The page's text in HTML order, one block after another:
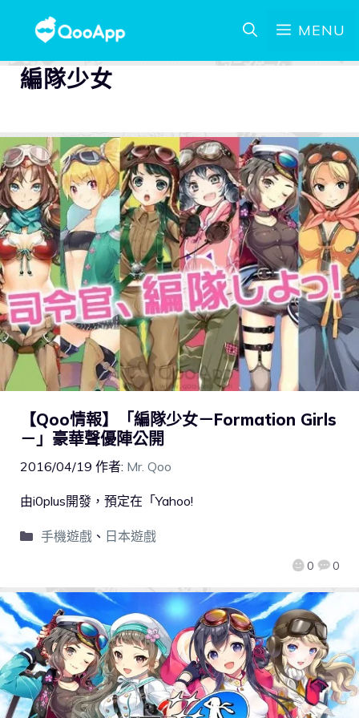
MENU
編隊少女
【Qoo情報】「編隊少女－Formation Girls
－」豪華聲優陣公開
2016/04/19 作者: Mr. Qoo
0 0
由i0plus開發，預定在「Yahoo!
手機遊戲、 日本遊戲